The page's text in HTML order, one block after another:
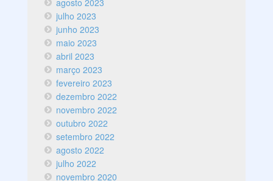
julho 2023
junho 2023
maio 2023
abril 2023
março 2023
fevereiro 2023
dezembro 2022
novembro 2022
outubro 2022
setembro 2022
agosto 2022
julho 2022
novembro 2020